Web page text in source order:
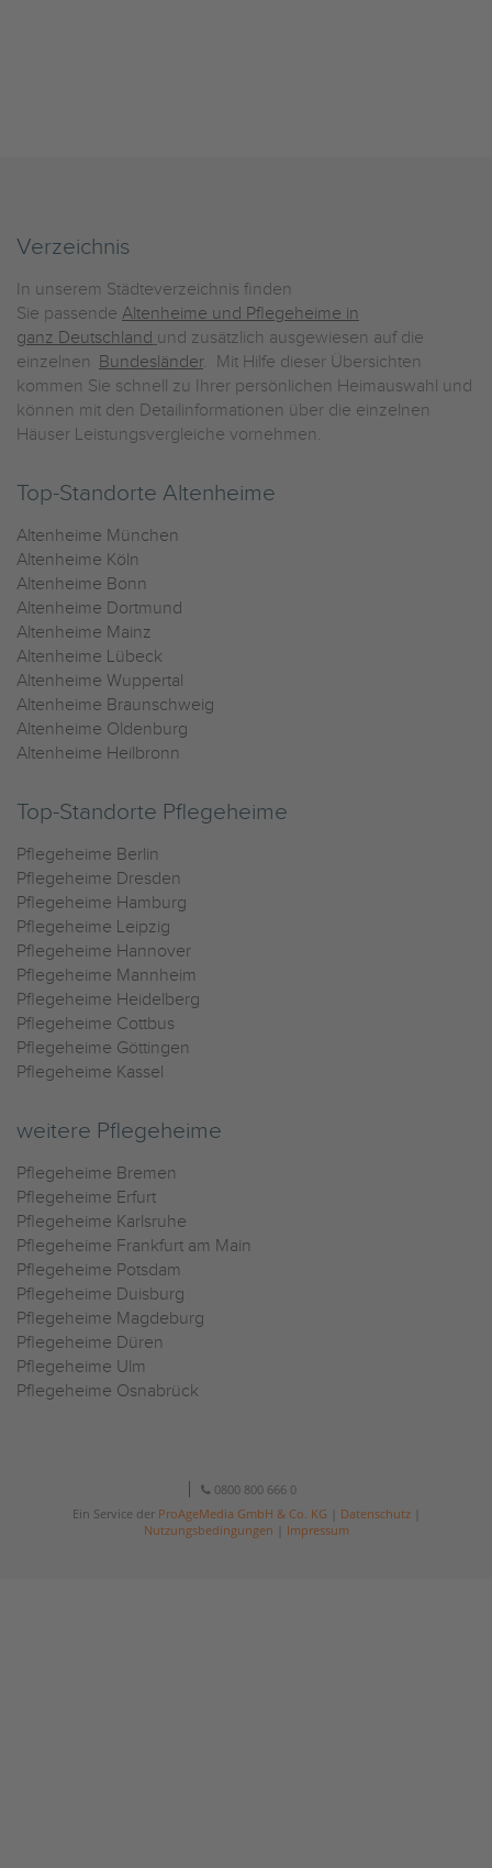
Verzeichnis
In unserem Städteverzeichnis finden
Sie passende Altenheime und Pflegeheime in
ganz Deutschland und zusätzlich ausgewiesen auf die
einzelnen Bundesländer. Mit Hilfe dieser Übersichten
kommen Sie schnell zu Ihrer persönlichen Heimauswahl und
können mit den Detailinformationen über die einzelnen
Häuser Leistungsvergleiche vornehmen.
Top-Standorte Altenheime
Altenheime München
Altenheime Köln
Altenheime Bonn
Altenheime Dortmund
Altenheime Mainz
Altenheime Lübeck
Altenheime Wuppertal
Altenheime Braunschweig
Altenheime Oldenburg
Altenheime Heilbronn
Top-Standorte Pflegeheime
Pflegeheime Berlin
Pflegeheime Dresden
Pflegeheime Hamburg
Pflegeheime Leipzig
Pflegeheime Hannover
Pflegeheime Mannheim
Pflegeheime Heidelberg
Pflegeheime Cottbus
Pflegeheime Göttingen
Pflegeheime Kassel
weitere Pflegeheime
Pflegeheime Bremen
Pflegeheime Erfurt
Pflegeheime Karlsruhe
Pflegeheime Frankfurt am Main
Pflegeheime Potsdam
Pflegeheime Duisburg
Pflegeheime Magdeburg
Pflegeheime Düren
Pflegeheime Ulm
Pflegeheime Osnabrück
0800 800 666 0
Ein Service der ProAgeMedia GmbH & Co. KG Datenschutz|
Nutzungsbedingungen
Impressum